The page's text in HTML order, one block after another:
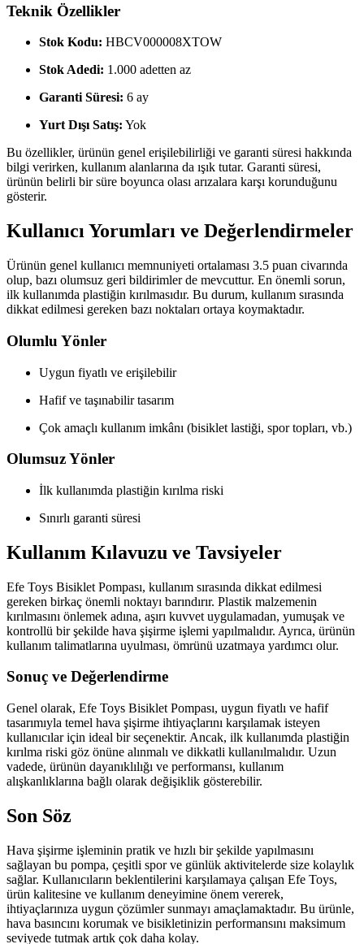
Teknik Özellikler
Stok Kodu: HBCV000008XTOW
Stok Adedi: 1.000 adetten az
Garanti Süresi: 6 ay
Yurt Dışı Satış: Yok
Bu özellikler, ürünün genel erişilebilirliği ve garanti süresi hakkında
bilgi verirken, kullanım alanlarına da ışık tutar. Garanti süresi,
ürünün belirli bir süre boyunca olası arızalara karşı korunduğunu
gösterir.
Kullanıcı Yorumları ve Değerlendirmeler
Ürünün genel kullanıcı memnuniyeti ortalaması 3.5 puan civarında
olup, bazı olumsuz geri bildirimler de mevcuttur. En önemli sorun,
ilk kullanımda plastiğin kırılmasıdır. Bu durum, kullanım sırasında
dikkat edilmesi gereken bazı noktaları ortaya koymaktadır.
Olumlu Yönler
Uygun fiyatlı ve erişilebilir
Hafif ve taşınabilir tasarım
Çok amaçlı kullanım imkânı (bisiklet lastiği, spor topları, vb.)
Olumsuz Yönler
İlk kullanımda plastiğin kırılma riski
Sınırlı garanti süresi
Kullanım Kılavuzu ve Tavsiyeler
Efe Toys Bisiklet Pompası, kullanım sırasında dikkat edilmesi
gereken birkaç önemli noktayı barındırır. Plastik malzemenin
kırılmasını önlemek adına, aşırı kuvvet uygulamadan, yumuşak ve
kontrollü bir şekilde hava şişirme işlemi yapılmalıdır. Ayrıca, ürünün
kullanım talimatlarına uyulması, ömrünü uzatmaya yardımcı olur.
Sonuç ve Değerlendirme
Genel olarak, Efe Toys Bisiklet Pompası, uygun fiyatlı ve hafif
tasarımıyla temel hava şişirme ihtiyaçlarını karşılamak isteyen
kullanıcılar için ideal bir seçenektir. Ancak, ilk kullanımda plastiğin
kırılma riski göz önüne alınmalı ve dikkatli kullanılmalıdır. Uzun
vadede, ürünün dayanıklılığı ve performansı, kullanım
alışkanlıklarına bağlı olarak değişiklik gösterebilir.
Son Söz
Hava şişirme işleminin pratik ve hızlı bir şekilde yapılmasını
sağlayan bu pompa, çeşitli spor ve günlük aktivitelerde size kolaylık
sağlar. Kullanıcıların beklentilerini karşılamaya çalışan Efe Toys,
ürün kalitesine ve kullanım deneyimine önem vererek,
ihtiyaçlarınıza uygun çözümler sunmayı amaçlamaktadır. Bu ürünle,
hava basıncını korumak ve bisikletinizin performansını maksimum
seviyede tutmak artık çok daha kolay.